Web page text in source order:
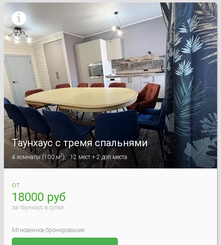

Таунхаус с тремя спальнями
4 комнаты(100 м2), 12 мест +2 доп.места
от
18000 руб
за таунхаус в сутки
Мгновенное бронирование